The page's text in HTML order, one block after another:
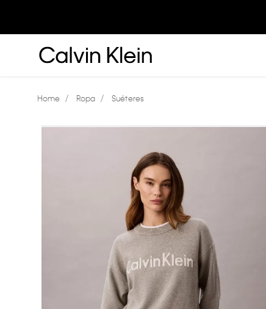
Ropa Suéteres